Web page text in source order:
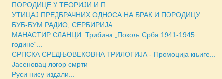
ПОРОДИЦЕ У ТЕОРИЈИ И П...
УТИЦАЈ ПРЕДБРАЧНИХ ОДНОСА НА БРАК И ПОРОДИЦУ...
БУБ-БУМ РАДИО, СЕРБИРИЈА
МАНАСТИР СЛАНЦИ: Трибина „Покољ Срба 1941-1945
године“...
СРПСКА СРЕДЊОВЕКОВНА ТРИЛОГИЈА - Промоција књиге...
Јасеновац логор смрти
Руси нису издали...